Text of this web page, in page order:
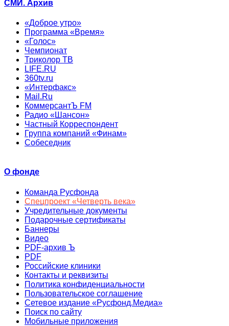
СМИ. Архив
«Доброе утро»
Программа «Время»
«Голос»
Чемпионат
Триколор ТВ
LIFE.RU
360tv.ru
«Интерфакс»
Mail.Ru
КоммерсантЪ FM
Радио «Шансон»
Частный Корреспондент
Группа компаний «Финам»
Собеседник
О фонде
Команда Русфонда
Спецпроект «Четверть века»
Учредительные документы
Подарочные сертификаты
Баннеры
Видео
PDF-архив Ъ
PDF
Российские клиники
Контакты и реквизиты
Политика конфиденциальности
Пользовательское соглашение
Сетевое издание «Русфонд.Медиа»
Поиск по сайту
Мобильные приложения